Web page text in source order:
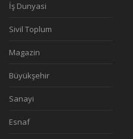
İş Dunyasi
Sivil Toplum
Magazin
Büyükşehir
Sanayi
Esnaf